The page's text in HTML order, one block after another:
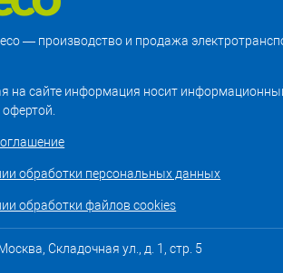
— производство и продажа
на сайте информация носит
обработки персональных данных
обработки файлов cookies
Складочная ул., д. 1, стр. 5